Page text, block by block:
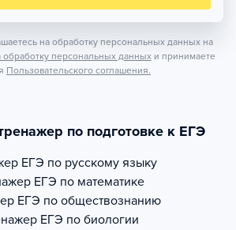
на обработку персональных данных на
обработку персональных данных и принимаете
Пользовательского соглашения.
по подготовке к ЕГЭ
ЕГЭ по русскому языку
ЕГЭ по математике
ЕГЭ по обществознанию
ЕГЭ по биологии